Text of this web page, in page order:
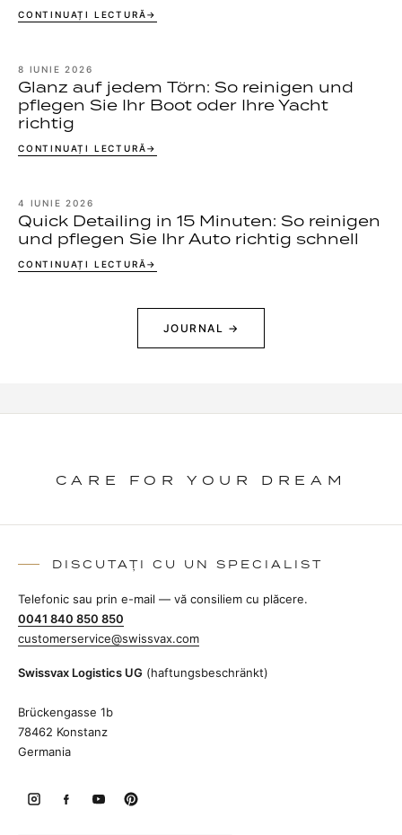
CONTINUAȚI LECTURĂ
8 IUNIE 2026
Glanz auf jedem Törn: So reinigen und
pflegen Sie Ihr Boot oder Ihre Yacht
richtig
CONTINUAȚI LECTURĂ
4 IUNIE 2026
Quick Detailing in 15 Minuten: So reinigen
und pflegen Sie Ihr Auto richtig schnell
CONTINUAȚI LECTURĂ
JOURNAL →
CARE FOR YOUR DREAM
DISCUTAȚI CU UN SPECIALIST
Telefonic sau prin e-mail — vă consiliem cu plăcere.
0041 840 850 850
customerservice@swissvax.com
Swissvax Logistics UG (haftungsbeschränkt)
Brückengasse 1b
78462 Konstanz
Germania